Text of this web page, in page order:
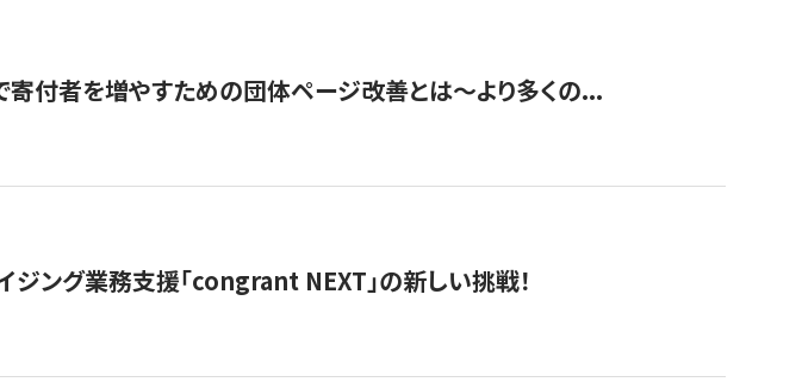
で寄付者を増やすための団体ページ改善とは～より多くの...
ジング業務支援「congrant NEXT」の新しい挑戦！